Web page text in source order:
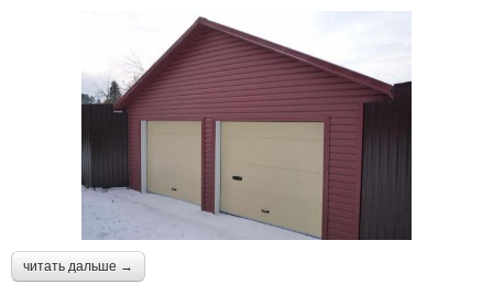
читать дальше →